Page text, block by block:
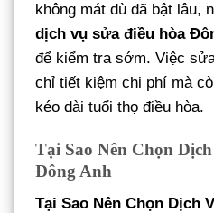
không mát dù đã bật lâu,
dịch vụ sửa điều hòa
để kiểm tra sớm. Việc
chỉ tiết kiệm chi phí mà
kéo dài tuổi thọ điều hòa.
Tại Sao Nên Chọn
Đông Anh
Tại Sao Nên Chọn Dịch